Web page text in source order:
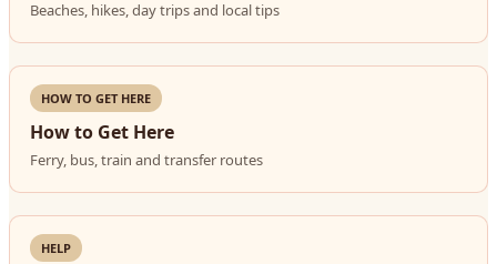
Beaches, hikes, day trips and local tips
HOW TO GET HERE
How to Get Here
Ferry, bus, train and transfer routes
HELP